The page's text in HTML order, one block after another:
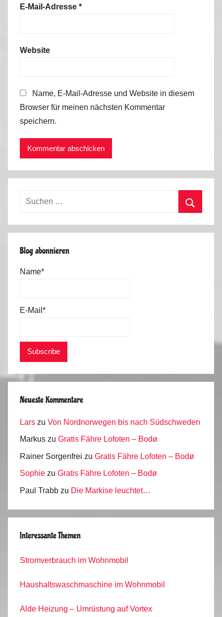
E-Mail-Adresse *
Website
Name, E-Mail-Adresse und Website in diesem
Browser für meinen nächsten Kommentar
speichern.
Suchen
Blog abonnieren
Name*
E-Mail*
Neueste Kommentare
Lars zu Von Nordnorwegen bis nach Südschweden
Markus zu Gratis Fähre Lofoten – Bodø
Rainer Sorgenfrei zu Gratis Fähre Lofoten – Bodø
Sophie zu Gratis Fähre Lofoten – Bodø
Paul Trabb zu Die Markise leuchtet…
Interessante Themen
Stromverbrauch im Wohnmobil
Haushaltswaschmaschine im Wohnmobil
Alde Heizung – Umrüstung auf Vortex